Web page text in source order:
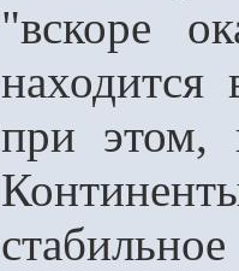
"вскоре
при этом,